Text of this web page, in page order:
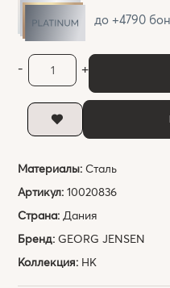
до +4790
- +
Материалы:Сталь
Артикул:10020836
Страна: Дания
Бренд:GEORG JENSEN
Коллекция: HK